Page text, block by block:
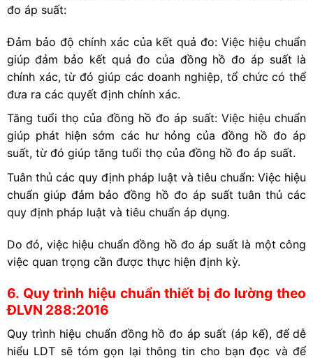
đo áp suất:
Đảm bảo độ chính xác của kết quả đo: Việc hiệu chuẩn
giúp đảm bảo kết quả đo của đồng hồ đo áp suất là
chính xác, từ đó giúp các doanh nghiệp, tổ chức có thể
đưa ra các quyết định chính xác.
Tăng tuổi thọ của đồng hồ đo áp suất: Việc hiệu chuẩn
giúp phát hiện sớm các hư hỏng của đồng hồ đo áp
suất, từ đó giúp tăng tuổi thọ của đồng hồ đo áp suất.
Tuân thủ các quy định pháp luật và tiêu chuẩn: Việc hiệu
chuẩn giúp đảm bảo đồng hồ đo áp suất tuân thủ các
quy định pháp luật và tiêu chuẩn áp dụng.
Do đó, việc hiệu chuẩn đồng hồ đo áp suất là một công
việc quan trọng cần được thực hiện định kỳ.
6. Quy trình hiệu chuẩn thiết bị đo lường theo
ĐLVN 288:2016
Quy trình hiệu chuẩn đồng hồ đo áp suất (áp kế), để dễ
hiểu LDT sẽ tóm gọn lại thông tin cho bạn đọc và để